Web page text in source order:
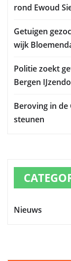
rond Ewoud
Getuigen
wijk
Politie zoekt
Bergen
Beroving in
steunen
Nieuws